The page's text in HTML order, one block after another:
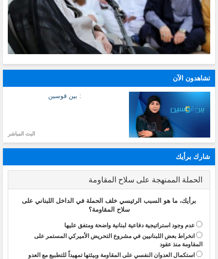
تشاهدون الآن
: بين قوسين
البث المباشر
شارك برأيك
الحملة الممنهجة على سلاح المقاومة
برأيك، ما هو السبب الرئيسي خلف الحملة في الداخل اللبناني على
سلاح المقاومة؟
عدم وجود استراتيجية دفاعية لبنانية واضحة ومتفق عليها
انخراط بعض اللبنانيين في مشروع التحريض الأميركي المستمر على
المقاومة منذ عقود
استكمال العدوان النفسي على المقاومة وبيئتها تمهيداً للتطبيع مع العدو